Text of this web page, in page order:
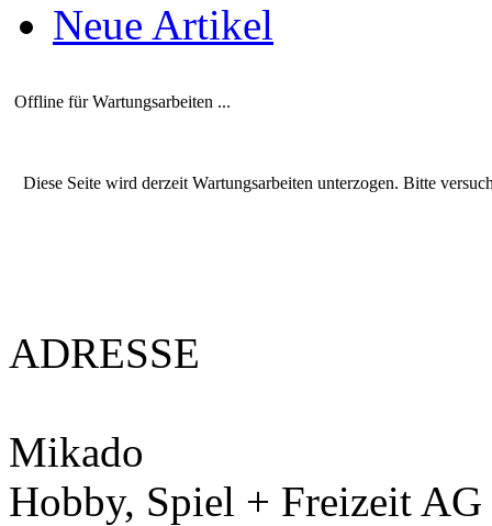
Neue Artikel
Offline für Wartungsarbeiten ...
Diese Seite wird derzeit Wartungsarbeiten unterzogen. Bitte
ADRESSE
Mikado
Hobby, Spiel + Freizeit AG